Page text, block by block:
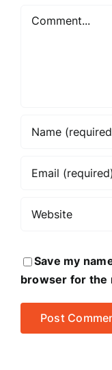
Comment
Save my
browser for the